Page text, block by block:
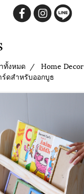
ทั้งหมด
Home Decor
ดสำหรับออกบูธ